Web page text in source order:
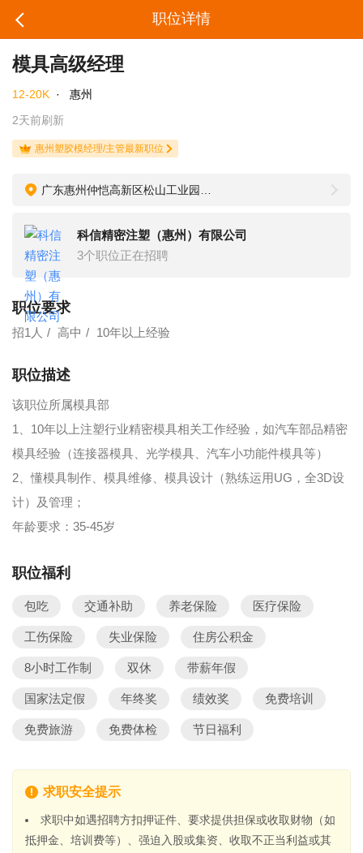
职位详情
模具高级经理
12-20K ·
惠州
2天前刷新
惠州塑胶模经理/主管最新职位
科信精密注塑（惠州）有限公司
3个职位正在招聘
职位要求
招1人 高中 10年以上经验
职位描述
该职位所属模具部
1、10年以上注塑行业精密模具相关工作经验，如汽车部品精密
模具经验（连接器模具、光学模具、汽车小功能件模具等）
2、懂模具制作、模具维修、模具设计（熟练运用UG，全3D设
计）及管理；
年龄要求：35-45岁
职位福利
包吃 交通补助 养老保险 医疗保险
工伤保险 失业保险 住房公积金
8小时工作制 双休 带薪年假
国家法定假 年终奖 绩效奖 免费培训
免费旅游 免费体检 节日福利
求职安全提示
求职中如遇招聘方扣押证件、要求提供担保或收取财物（如
抵押金、培训费等）、强迫入股或集资、收取不正当利益或其